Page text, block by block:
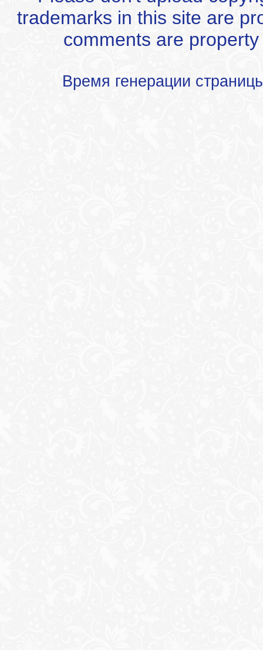
trademarks in this site are
comments are
Время генерации